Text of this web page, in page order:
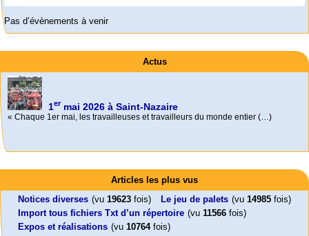
Pas d’évènements à venir
Actus
1ermai 2026 à Saint-Nazaire
« Chaque 1er mai, les travailleuses et travailleurs du monde entier (…)
Foutez-nous la paix !
Aujourd’hui, mercredi 18 mars 2026, le président de la République
Emmanuel (…)
Leonard Peltier libre !
Leonard Peltier, un Amérindien condamné deux fois à la prison à vie pour
un (…)
En Pays-de-la-Loire le couperet est tombé !
« La présidente Horizons de la région Pays de la Loire veut faire voter ce (…)
Mon CV... Cette perle indique une nouveauté, ou le dernier travail (…)
Articles les plus vus
Notices diverses (vu 19623 fois) Le jeu de palets (vu 14985 fois)
Import tous fichiers Txt d’un répertoire (vu 11566 fois)
Expos et réalisations (vu 10764fois)